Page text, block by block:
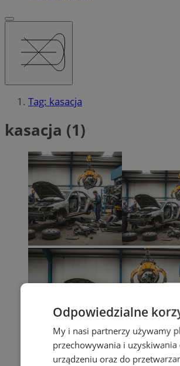
Tag: kasacja
kasacja (1)
Odpowiedzialne
My i nasi partnerzy używamy
przechowywania i
urządzeniu oraz do